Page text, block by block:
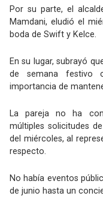
Por su parte, el
Mamdani, eludió el
boda de Swift y Kelce.
En su lugar, subrayó
de semana festivo
importancia de
La pareja no ha
múltiples solicitudes
del miércoles, al
respecto.
No había eventos
de junio hasta un